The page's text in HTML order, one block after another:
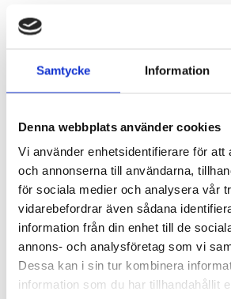
Samtycke Information
Denna webbplats använder cookies
Vi använder enhetsidentifierare för att
och annonserna till användarna,
för sociala medier och analysera vår
vidarebefordrar även sådana
information från din enhet till de
annons- och analysföretag som vi
Dessa kan i sin tur kombinera
information som du har tillhandahållit
DU KANSKE OCKSÅ ÄR
SOVSÄCK TREKK 1200 EXTREME
699 kr
Betyg:
4.6 utav 5 stjärnor